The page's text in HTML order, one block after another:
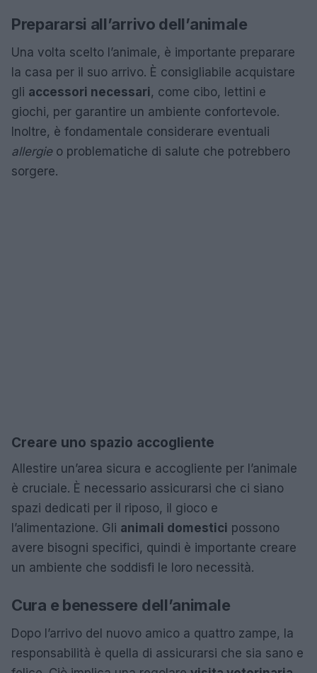
Prepararsi all’arrivo dell’animale
Una volta scelto l’animale, è importante preparare
la casa per il suo arrivo. È consigliabile acquistare
gli accessori necessari, come cibo, lettini e
giochi, per garantire un ambiente confortevole.
Inoltre, è fondamentale considerare eventuali
allergieo problematiche di salute che potrebbero
sorgere.
Creare uno spazio accogliente
Allestire un’area sicura e accogliente per l’animale
è cruciale. È necessario assicurarsi che ci siano
spazi dedicati per il riposo, il gioco e
l’alimentazione. Gli animali domestici possono
avere bisogni specifici, quindi è importante creare
un ambiente che soddisfi le loro necessità.
Cura e benessere dell’animale
Dopo l’arrivo del nuovo amico a quattro zampe, la
responsabilità è quella di assicurarsi che sia sano e